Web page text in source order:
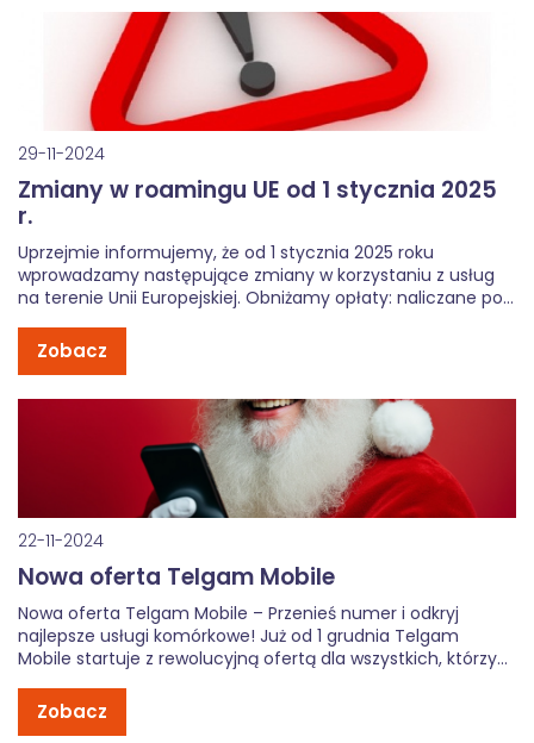
29-11-2024
Zmiany w roamingu UE od 1 stycznia 2025
r.
Uprzejmie informujemy, że od 1 stycznia 2025 roku
wprowadzamy następujące zmiany w korzystaniu z usług
na terenie Unii Europejskiej. Obniżamy opłaty: naliczane po
Strefie Euro. Nowa cena to 0,00692224 zł za 1 MB (7,09 zł za
Zobacz
22-11-2024
Nowa oferta Telgam Mobile
Nowa oferta Telgam Mobile – Przenieś numer i odkryj
najlepsze usługi komórkowe! Już od 1 grudnia Telgam
Mobile startuje z rewolucyjną ofertą dla wszystkich, którzy
miesięcznie oferujemy: Nielimitowane rozmowy (NoLimit
Zobacz